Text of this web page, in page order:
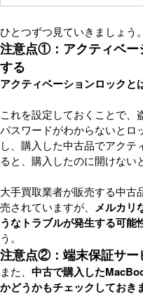
ひとつずつ見ていきましょう。
注意点①：アクティベー
する
アクティベーションロックと
これを設定しておくことで、
パスワードがわからないとロ
し、購入した中古品でアク
ると、購入したのに開けない
大手買取業者が販売する中古
売されていますが、 メルカリ
うなトラブルが発生する可能
う。
注意点②：端末保証サー
また、 中古で購入した
かどうかもチェックしておき